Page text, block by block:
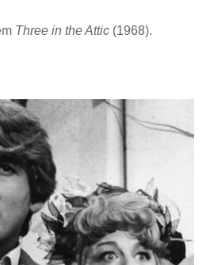
Three in the Attic (1968).